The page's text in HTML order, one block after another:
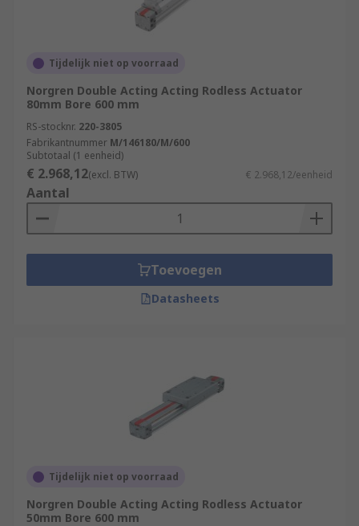
Tijdelijk niet op voorraad
Norgren Double Acting Acting Rodless Actuator
80mm Bore 600 mm
RS-stocknr. 220-3805
Fabrikantnummer M/146180/M/600
Subtotaal (1 eenheid)
€ 2.968,12(excl. BTW) € 2.968,12/eenheid
Aantal
Toevoegen
Datasheets
Tijdelijk niet op voorraad
Norgren Double Acting Acting Rodless Actuator
50mm Bore 600 mm